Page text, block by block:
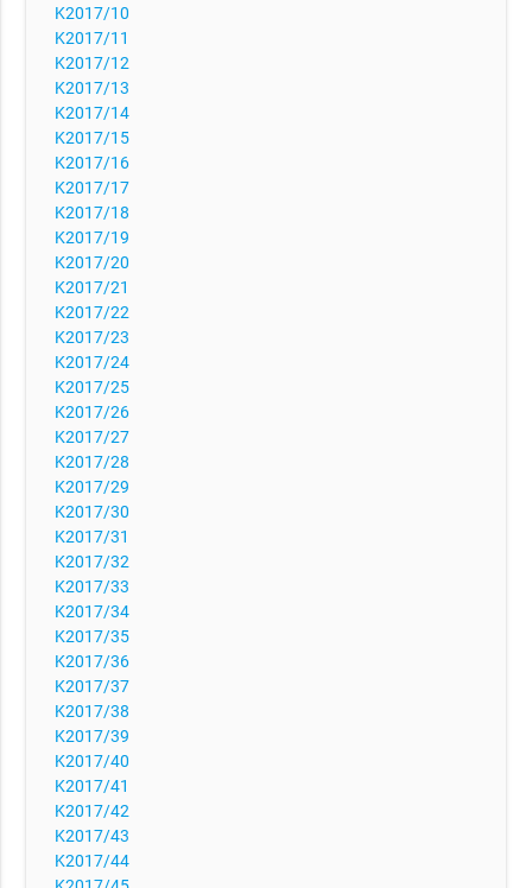
K2017/10
K2017/11
K2017/12
K2017/13
K2017/14
K2017/15
K2017/16
K2017/17
K2017/18
K2017/19
K2017/20
K2017/21
K2017/22
K2017/23
K2017/24
K2017/25
K2017/26
K2017/27
K2017/28
K2017/29
K2017/30
K2017/31
K2017/32
K2017/33
K2017/34
K2017/35
K2017/36
K2017/37
K2017/38
K2017/39
K2017/40
K2017/41
K2017/42
K2017/43
K2017/44